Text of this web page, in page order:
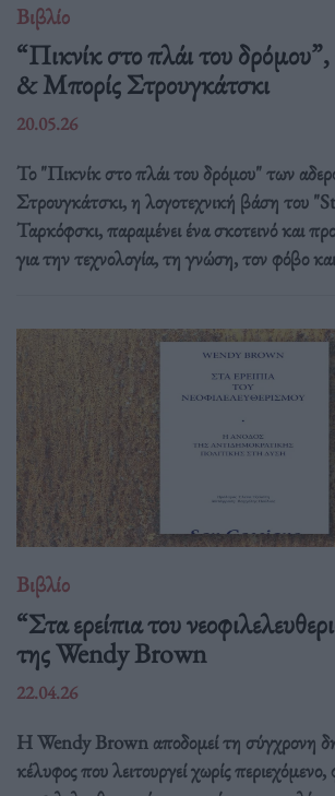
Βιβλίο
“Πικνίκ στο πλάι του
& Μπορίς Στρουγκάτσκι
20.05.26
Το "Πικνίκ στο πλάι του δρόμου" των
Στρουγκάτσκι, η λογοτεχνική βάση του
Ταρκόφσκι, παραμένει ένα σκοτεινό και
για την τεχνολογία, τη γνώση, τον φόβο
Βιβλίο
“Στα ερείπια του
της Wendy Brown
22.04.26
Η Wendy Brown αποδομεί τη σύγχρονη
κέλυφος που λειτουργεί χωρίς